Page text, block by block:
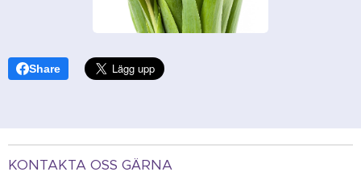
Share
KONTAKTA OSS GÄRNA